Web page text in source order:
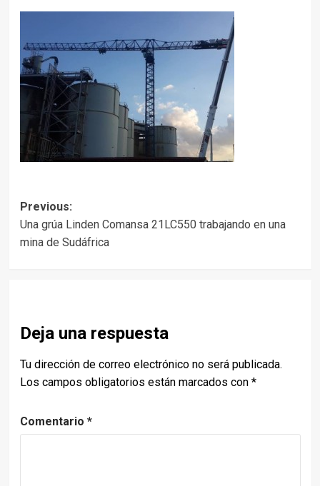
Post
navigation
Previous:
Una grúa Linden Comansa 21LC550 trabajando en una
mina de Sudáfrica
Deja una respuesta
Tu dirección de correo electrónico no será publicada.
Los campos obligatorios están marcados con *
Comentario *